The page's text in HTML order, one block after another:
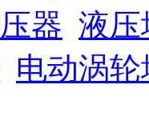
器 液压
电动涡